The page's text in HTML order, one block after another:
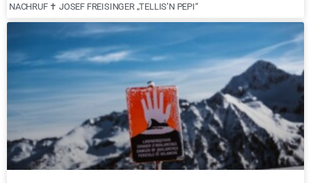
NACHRUF ✝︎ JOSEF FREISINGER „TELLIS’N PEPI“